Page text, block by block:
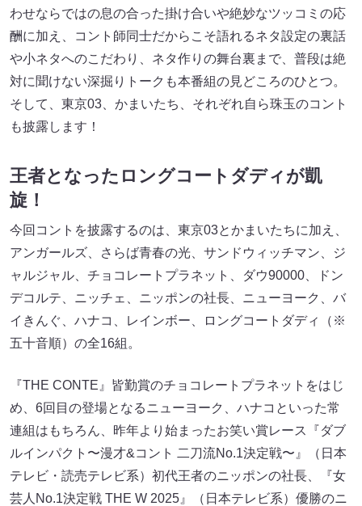
わせならではの息の合った掛け合いや絶妙なツッコミの応
酬に加え、コント師同士だからこそ語れるネタ設定の裏話
や小ネタへのこだわり、ネタ作りの舞台裏まで、普段は絶
対に聞けない深掘りトークも本番組の見どころのひとつ。
そして、東京03、かまいたち、それぞれ自ら珠玉のコント
も披露します！
王者となった ロングコートダディが凱
旋！
今回コントを披露するのは、東京03とかまいたちに加え、
アンガールズ、さらば青春の光、サンドウィッチマン、ジ
ャルジャル、チョコレートプラネット、ダウ90000、ドン
デコルテ、ニッチェ、ニッポンの社長、ニューヨーク、バ
イきんぐ、ハナコ、レインボー、ロングコートダディ（※
五十音順）の全16組。
『THE CONTE』皆勤賞のチョコレートプラネットをはじ
め、6回目の登場となるニューヨーク、ハナコといった常
連組はもちろん、昨年より始まったお笑い賞レース『ダブ
ルインパクト〜漫才&コント 二刀流No.1決定戦〜』（日本
テレビ・読売テレビ系）初代王者のニッポンの社長、『女
芸人No.1決定戦 THE W 2025』（日本テレビ系）優勝のニ